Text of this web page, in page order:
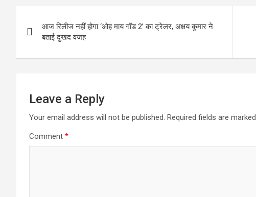
navigation
आज रिलीज नहीं होगा ‘ओह माय गॉड 2’ का ट्रेलर, अक्षय कुमार ने
बताई दुखद वजह
Leave a Reply
Your email address will not be published. Required fields are marked
Comment *